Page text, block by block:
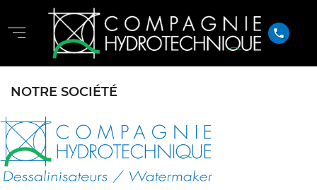
phone
NOTRE SOCIÉTÉ